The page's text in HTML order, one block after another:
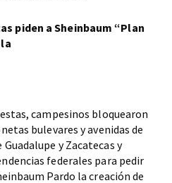
piden a Sheinbaum “Plan
campesinos bloquearon
bulevares y avenidas de
y Zacatecas y
federales para pedir
Pardo la creación de